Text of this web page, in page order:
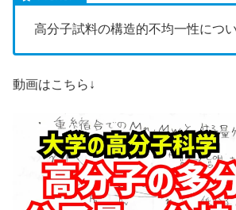
高分子試料の構造的不均一性につ
動画はこちら↓